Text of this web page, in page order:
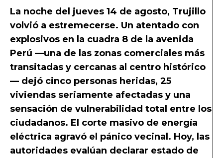
La noche del jueves 14 de agosto, Trujillo
volvió a estremecerse. Un atentado con
explosivos en la cuadra 8 de la avenida
Perú —una de las zonas comerciales más
transitadas y cercanas al centro histórico
— dejó cinco personas heridas, 25
viviendas seriamente afectadas y una
sensación de vulnerabilidad total entre los
ciudadanos. El corte masivo de energía
eléctrica agravó el pánico vecinal. Hoy, las
autoridades evalúan declarar estado de